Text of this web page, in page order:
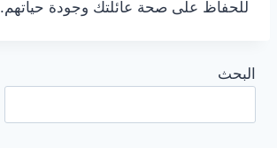
للحفاظ على صحة عائلتك وجودة حياتهم.
البحث